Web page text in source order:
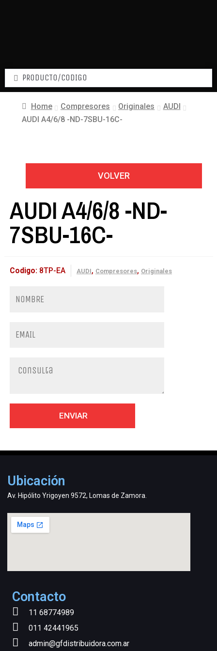
Home Compresores Originales
AUDI
AUDI A4/6/8 -ND-7SBU-16C-
VOLVER
AUDI A4/6/8 -ND-
7SBU-16C-
Codigo: 8TP-EA AUDI, Compresores, Originales
Ubicación
Av. Hipólito Yrigoyen 9572, Lomas de Zamora.
Contacto
11 68774989
011 42441965
admin@gfdistribuidora.com.ar